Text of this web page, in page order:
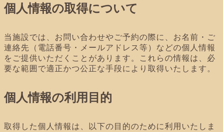
個人情報の取得について
当施設では、お問い合わせやご予約の際に、お名前・ご
連絡先（電話番号・メールアドレス等）などの個人情報
をご提供いただくことがあります。これらの情報は、必
要な範囲で適正かつ公正な手段により取得いたします。
個人情報の利用目的
取得した個人情報は、以下の目的のために利用いたしま